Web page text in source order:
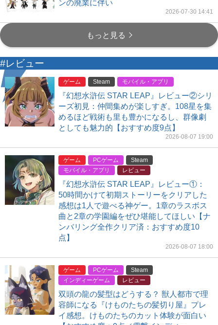
ンの廃業に伴い
2026-07-30 14:41
もっと見る
#レビュー
ゲーム Steam モバイル・アプリ
『幻想水滸伝 STAR LEAP』レビュー②シリ
ーズ初見：仲間集めが楽しすぎ。108星を集
めるほど戦術も里も豊かになるし、群像劇
としても魅力的【おすすめ度9点】
2026-08-07 19:00
ゲーム PCゲーム
Steam
モバイル・アプリ
レビュー
『幻想水滸伝 STAR LEAP』レビュー①：
50時間かけて初期ストーリーをクリアした
感想は1人で遊べる神ゲー。1章のラスボス
曲と2章の学園編をぜひ堪能してほしい【ナ
ンバリング全作クリア済：おすすめ度10
点】
2026-08-07 18:00
ゲーム PCゲーム
Steam
インディーゲーム
レビュー
双頭の龍の髪型はどうする？ 獣人都市で理
容師になる『けものたちの髪切り屋』プレ
イ感想。けものたちのカット体験が面白い